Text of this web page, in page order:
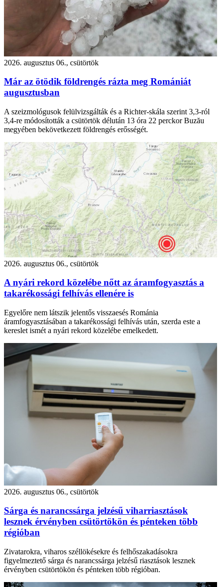
2026. augusztus 06., csütörtök
Már az ötödik földrengés rázta meg Romániát
augusztusban
A szeizmológusok felülvizsgálták és a Richter-skála szerint 3,3-ról
3,4-re módosították a csütörtök délután 13 óra 22 perckor Buzău
megyében bekövetkezett földrengés erősségét.
2026. augusztus 06., csütörtök
A nyári rekord közelébe nőtt az áramfogyasztás a
takarékossági felhívás ellenére is
Egyelőre nem látszik jelentős visszaesés Románia
áramfogyasztásában a takarékossági felhívás után, szerda este a
kereslet ismét a nyári rekord közelébe emelkedett.
2026. augusztus 06., csütörtök
Sárga és narancssárga jelzésű viharriasztások
lesznek érvényben csütörtökön és pénteken több
régióban
Zivatarokra, viharos széllökésekre és felhőszakadásokra
figyelmeztető sárga és narancssárga jelzésű riasztások lesznek
érvényben csütörtökön és pénteken több régióban.